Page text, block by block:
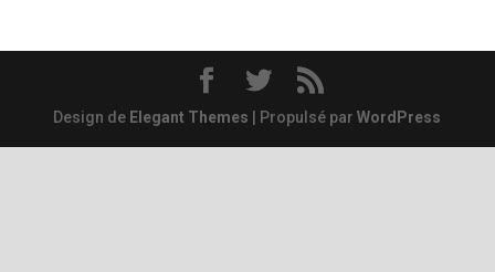
Design de Elegant Themes | Propulsé parWordPress